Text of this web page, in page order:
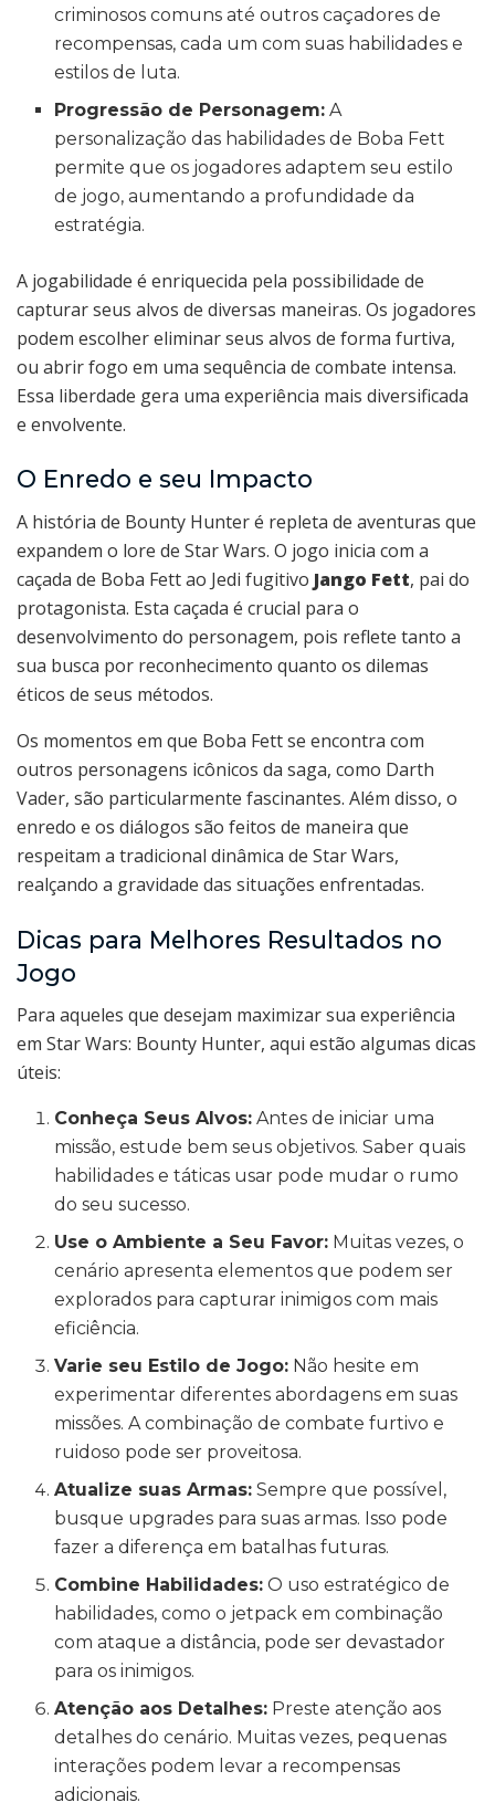
criminosos comuns até outros caçadores de
recompensas, cada um com suas habilidades e
estilos de luta.
Progressão de Personagem: A
personalização das habilidades de Boba Fett
permite que os jogadores adaptem seu estilo
de jogo, aumentando a profundidade da
estratégia.
A jogabilidade é enriquecida pela possibilidade de
capturar seus alvos de diversas maneiras. Os jogadores
podem escolher eliminar seus alvos de forma furtiva,
ou abrir fogo em uma sequência de combate intensa.
Essa liberdade gera uma experiência mais diversificada
e envolvente.
O Enredo e seu Impacto
A história de Bounty Hunter é repleta de aventuras que
expandem o lore de Star Wars. O jogo inicia com a
caçada de Boba Fett ao Jedi fugitivo Jango Fett, pai do
protagonista. Esta caçada é crucial para o
desenvolvimento do personagem, pois reflete tanto a
sua busca por reconhecimento quanto os dilemas
éticos de seus métodos.
Os momentos em que Boba Fett se encontra com
outros personagens icônicos da saga, como Darth
Vader, são particularmente fascinantes. Além disso, o
enredo e os diálogos são feitos de maneira que
respeitam a tradicional dinâmica de Star Wars,
realçando a gravidade das situações enfrentadas.
Dicas para Melhores Resultados no
Jogo
Para aqueles que desejam maximizar sua experiência
em Star Wars: Bounty Hunter, aqui estão algumas dicas
úteis:
Conheça Seus Alvos: Antes de iniciar uma
missão, estude bem seus objetivos. Saber quais
habilidades e táticas usar pode mudar o rumo
do seu sucesso.
Use o Ambiente a Seu Favor: Muitas vezes, o
cenário apresenta elementos que podem ser
explorados para capturar inimigos com mais
eficiência.
Varie seu Estilo de Jogo: Não hesite em
experimentar diferentes abordagens em suas
missões. A combinação de combate furtivo e
ruidoso pode ser proveitosa.
Atualize suas Armas: Sempre que possível,
busque upgrades para suas armas. Isso pode
fazer a diferença em batalhas futuras.
Combine Habilidades: O uso estratégico de
habilidades, como o jetpack em combinação
com ataque a distância, pode ser devastador
para os inimigos.
Atenção aos Detalhes: Preste atenção aos
detalhes do cenário. Muitas vezes, pequenas
interações podem levar a recompensas
adicionais.